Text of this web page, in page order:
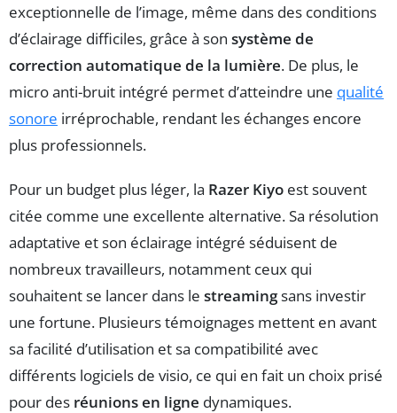
exceptionnelle de l’image, même dans des conditions
d’éclairage difficiles, grâce à son système de
correction automatique de la lumière. De plus, le
micro anti-bruit intégré permet d’atteindre une qualité
sonore irréprochable, rendant les échanges encore
plus professionnels.
Pour un budget plus léger, la Razer Kiyo est souvent
citée comme une excellente alternative. Sa résolution
adaptative et son éclairage intégré séduisent de
nombreux travailleurs, notamment ceux qui
souhaitent se lancer dans le streamingsans investir
une fortune. Plusieurs témoignages mettent en avant
sa facilité d’utilisation et sa compatibilité avec
différents logiciels de visio, ce qui en fait un choix prisé
pour des réunions en ligne dynamiques.